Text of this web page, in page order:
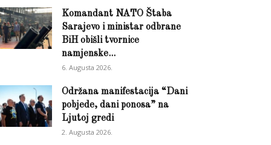
Komandant NATO Štaba
Sarajevo i ministar odbrane
BiH obišli tvornice
namjenske...
6. Augusta 2026.
Održana manifestacija “Dani
pobjede, dani ponosa” na
Ljutoj gredi
2. Augusta 2026.